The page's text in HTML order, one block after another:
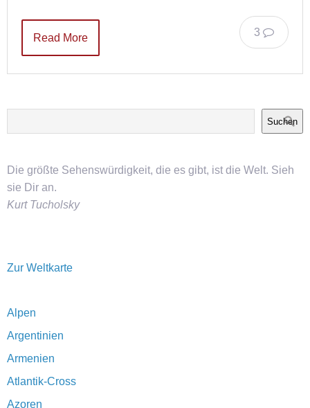
3
Read More
Suchen
Die größte Sehenswürdigkeit, die es gibt, ist die Welt. Sieh
sie Dir an.
Kurt Tucholsky
Zur Weltkarte
Alpen
Argentinien
Armenien
Atlantik-Cross
Azoren